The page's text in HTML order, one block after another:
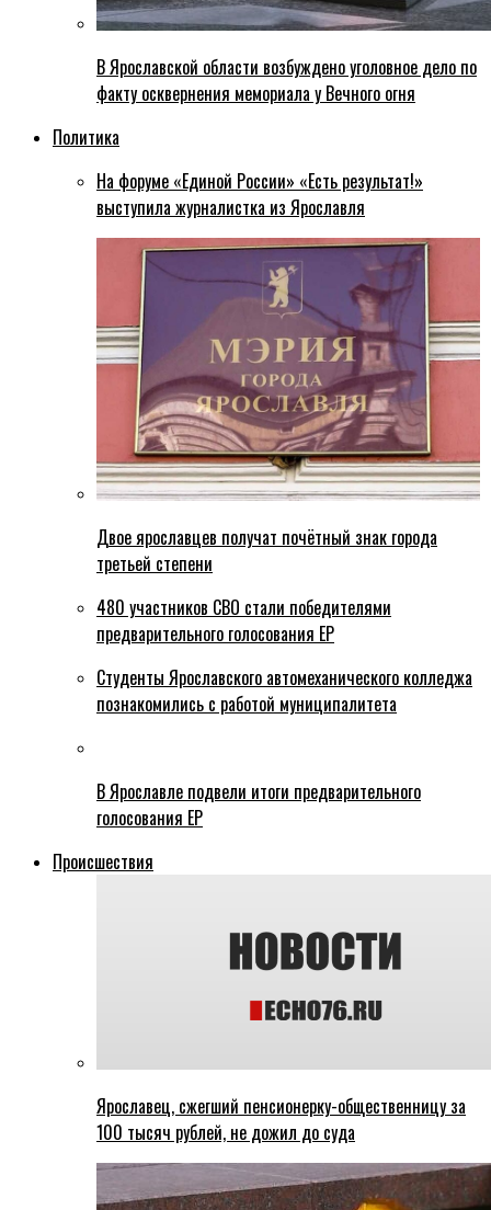
В Ярославской области возбуждено уголовное дело по
факту осквернения мемориала у Вечного огня
Политика
На форуме «Единой России» «Есть результат!»
выступила журналистка из Ярославля
Двое ярославцев получат почётный знак города
третьей степени
480 участников СВО стали победителями
предварительного голосования ЕР
Студенты Ярославского автомеханического колледжа
познакомились с работой муниципалитета
В Ярославле подвели итоги предварительного
голосования ЕР
Происшествия
Ярославец, сжегший пенсионерку-общественницу за
100 тысяч рублей, не дожил до суда